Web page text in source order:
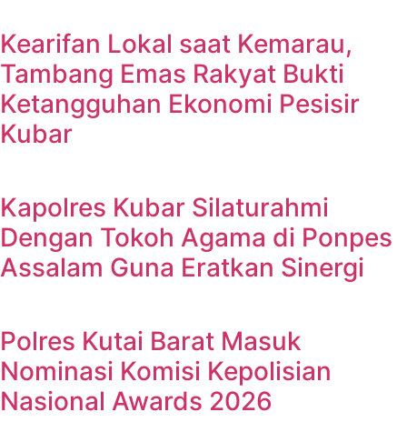
Kearifan Lokal saat Kemarau,
Tambang Emas Rakyat Bukti
Ketangguhan Ekonomi Pesisir
Kubar
Kapolres Kubar Silaturahmi
Dengan Tokoh Agama di Ponpes
Assalam Guna Eratkan Sinergi
Polres Kutai Barat Masuk
Nominasi Komisi Kepolisian
Nasional Awards 2026